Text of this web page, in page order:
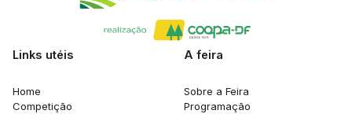
Links utéis
Home
Competição
A feira
Sobre a Feira
Programação